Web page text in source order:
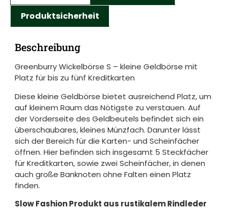
Produktsicherheit
Beschreibung
Greenburry Wickelbörse S – kleine Geldbörse mit
Platz für bis zu fünf Kreditkarten
Diese kleine Geldbörse bietet ausreichend Platz, um
auf kleinem Raum das Nötigste zu verstauen. Auf
der Vorderseite des Geldbeutels befindet sich ein
überschaubares, kleines Münzfach. Darunter lässt
sich der Bereich für die Karten- und Scheinfächer
öffnen. Hier befinden sich insgesamt 5 Steckfächer
für Kreditkarten, sowie zwei Scheinfächer, in denen
auch große Banknoten ohne Falten einen Platz
finden.
Slow Fashion Produkt aus rustikalem Rindleder